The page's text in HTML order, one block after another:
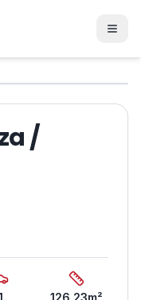
❯
PROPOSTA
/
126,23m²